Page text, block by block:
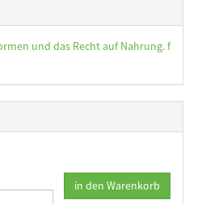
und das Recht auf Nahrung. f
in den Warenkorb